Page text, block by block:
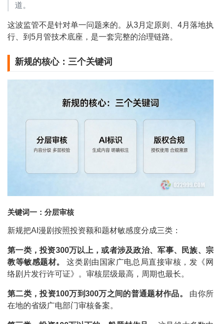
道。
这波监管不是针对单一问题来的。从3月定原则、4月落地执
行、到5月管技术底座，是一套完整的治理链路。
新规的核心：三个关键词
关键词一：分层审核
新规把AI漫剧按照投资额和题材敏感度分成三类：
第一类，投资300万以上，或者涉及政治、军事、民族、宗
教等敏感题材。
这类剧由国家广电总局直接审核，发《网
络剧片发行许可证》。审核层级最高，周期也最长。
第二类，投资100万到300万之间的普通题材作品。
由你所
在地的省级广电部门审核备案。